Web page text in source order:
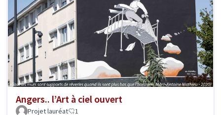
Angers.. l’Art à ciel ouvert
Projet lauréat 1